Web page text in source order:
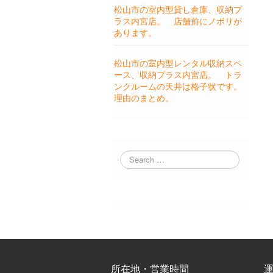
松山市の室内型貸し倉庫、収納プ
ラス内宮店。 店舗前にノボリが
あります。
松山市の室内型レンタル収納スペ
ース、収納プラス内宮店。 トラ
ンクルームの天井は格子状です。
理由のまとめ。
所在地・営業時間